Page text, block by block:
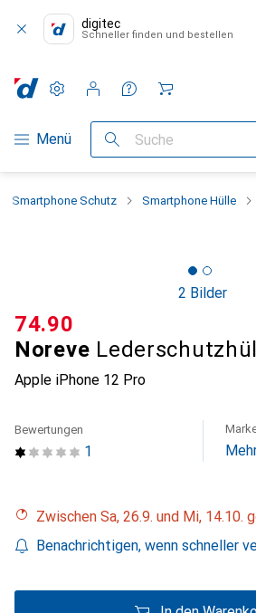
digitec
Schneller finden und bestellen
Navigation nach Kategorien
Menü Suche
Einstellungen
Kundenkonto
Vergleichslisten
Merklisten
Warenkorb
Smartphone Schutz Smartphone Hülle
2 Bilder
Noreve
Apple iPhone 12 Pro
CHF
74.90
1
Bewertungen
Zwischen Sa, 26.9. und Mi, 14.10.
Benachrichtigen, wenn schneller